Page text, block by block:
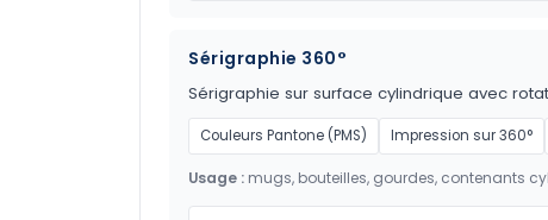
Sérigraphie 360°
Sérigraphie sur surface cylindrique avec
Couleurs Pantone (PMS) Impression sur 360°
Usage : mugs, bouteilles, gourdes, contenants